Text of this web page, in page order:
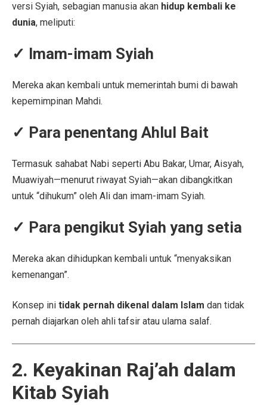
versi Syiah, sebagian manusia akan hidup kembali ke
dunia, meliputi:
✓ Imam-imam Syiah
Mereka akan kembali untuk memerintah bumi di bawah
kepemimpinan Mahdi.
✓ Para penentang Ahlul Bait
Termasuk sahabat Nabi seperti Abu Bakar, Umar, Aisyah,
Muawiyah—menurut riwayat Syiah—akan dibangkitkan
untuk “dihukum” oleh Ali dan imam-imam Syiah.
✓ Para pengikut Syiah yang setia
Mereka akan dihidupkan kembali untuk “menyaksikan
kemenangan”.
Konsep ini tidak pernah dikenal dalam Islam dan tidak
pernah diajarkan oleh ahli tafsir atau ulama salaf.
2. Keyakinan Raj’ah dalam
Kitab Syiah